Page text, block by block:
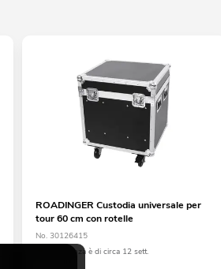
ROADINGER Custodia universale per
tour 60 cm con rotelle
No. 30126415
La giacenza è di circa 12 sett.